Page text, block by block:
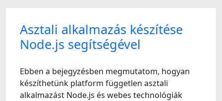
Asztali alkalmazás készítése
Node.js segítségével
Ebben a bejegyzésben megmutatom, hogyan
készíthetünk platform független asztali
alkalmazást Node.js és webes technológiák